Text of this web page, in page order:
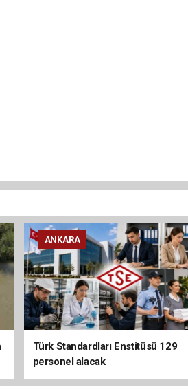
ANKARA
Türk Standardları Enstitüsü 129
personel alacak